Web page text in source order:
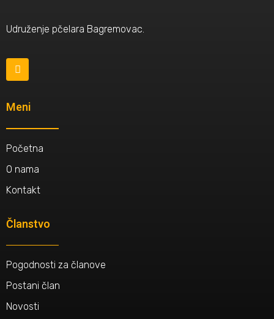
Udruženje pčelara Bagremovac.
Meni
Početna
O nama
Kontakt
Članstvo
Pogodnosti za članove
Postani član
Novosti